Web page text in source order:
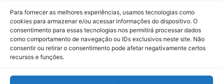
Para fornecer as melhores experiências, usamos tecnologias como
cookies para armazenar e/ou acessar informações do dispositivo. O
consentimento para essas tecnologias nos permitirá processar dados
como comportamento de navegação ou IDs exclusivos neste site. Não
consentir ou retirar o consentimento pode afetar negativamente certos
recursos e funções.
Diplomata Braz Baracuhy analisa a rivalidade entre
EUA e China e as oportunidades…
Dinheiropédia